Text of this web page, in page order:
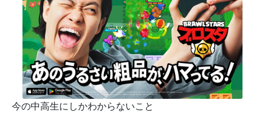
今の中高生にしかわからないこと